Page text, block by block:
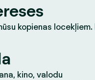
kopienas locekļiem.
kino, valodu